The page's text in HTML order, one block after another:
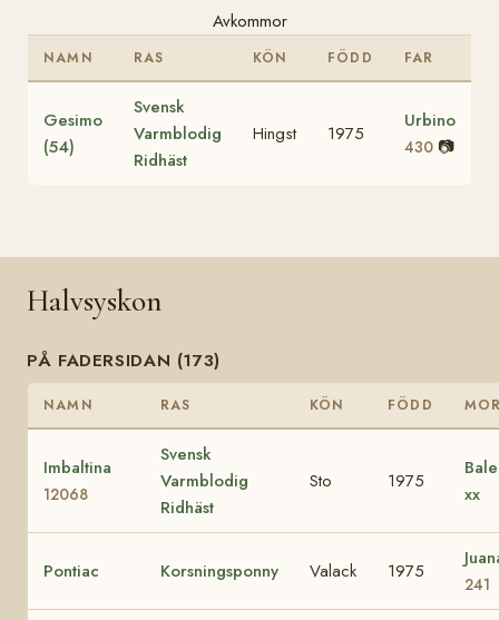
Avkommor
NAMN RAS KÖN FÖDD FAR
Gesimo
(54)
Svensk
Varmblodig
Ridhäst
Hingst 1975
Urbino
430 📷
Halvsyskon
PÅ FADERSIDAN (173)
NAMN RAS KÖN FÖDD
Imbaltina
12068
Svensk
Varmblodig
Ridhäst
Sto 1975
xx
Pontiac Korsningsponny Valack 1975
241